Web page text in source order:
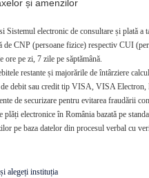
și amenzilor
Sistemul electronic de consultare și plată a
de CNP (persoane fizice) respectiv CUI
pe zi, 7 zile pe săptămână.
restante și majorările de întârziere
de debit sau credit tip VISA, VISA
de securizare pentru evitarea fraudării
plăți electronice în România bazată pe
pe baza datelor din procesul verbal cu
alegeți instituția